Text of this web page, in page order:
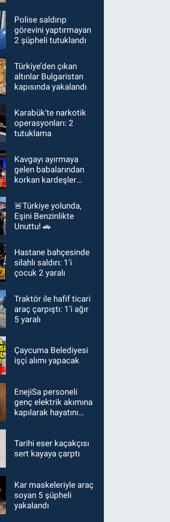
Polise saldırıp
görevini yaptırmayan
2 şüpheli tutuklandı
Türkiye’den çıkan
altınlar Bulgaristan
kapısında yakalandı
Karabük'te narkotik
operasyonları: 2
tutuklama
Kavgayı ayırmaya
gelen babalarından
korkan kardeşler
bizi vuracak"
🚨Türkiye yolunda,
Eşini Benzinlikte
Unuttu! 🚗
Hastane bahçesinde
silahlı saldırı: 1'i
çocuk 2 yaralı
Traktör ile hafif ticari
araç çarpıştı: 1’i ağır
5 yaralı
Çaycuma Belediyesi
işçi alımı yapacak
EnejiSa personeli
genç elektrik akımına
kapılarak hayatını
Tarihi eser kaçakçısı
sert kayaya çarptı
Kar maskeleriyle araç
soyan 5 şüpheli
yakalandı